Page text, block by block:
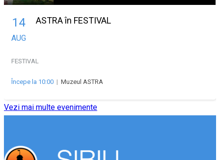
14
AUG
ASTRA în FESTIVAL
FESTIVAL
Începe la 10:00 | Muzeul ASTRA
Vezi mai multe evenimente